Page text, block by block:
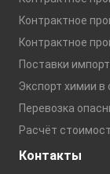
Контрактное
Контрактное
Поставки
Экспорт химии в
Перевозка
Расчёт
Контакты